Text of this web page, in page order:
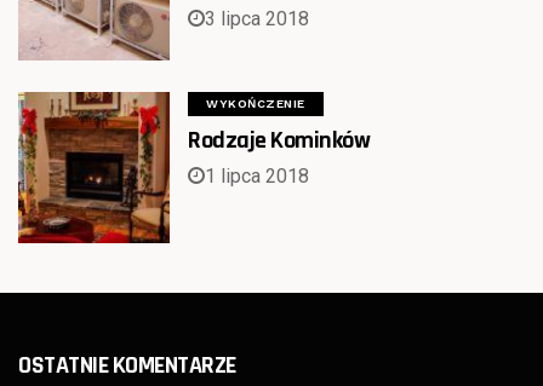
3 lipca 2018
WYKOŃCZENIE
Rodzaje Kominków
1 lipca 2018
OSTATNIE KOMENTARZE